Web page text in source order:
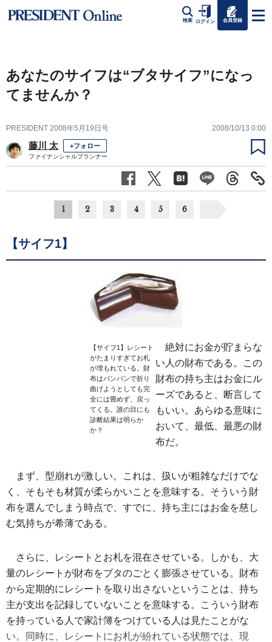
検索 ログイン 会員登録
あなたのサイフは“ブタサイフ”になっ
てませんか？
PRESIDENT 2008年5月19日号 2008/10/13 0:00
藤川 太 +フォロー
ファイナンシャルプランナー
1 2 3 4 5 6
【サイフ1】
【サイフ1】レシート
がたまりすぎてお札
が埋もれている。財
布はパンパンで折り
曲げようとしても完
全には畳めず、戻っ
てくる。誰の目にも
診断結果は明らか
か？
絶対にお金が貯まらな
い人の財布である。この
財布の持ち主はお金にル
ーズであると、断言して
もいい。あらゆる意味に
おいて、最低、最悪の財
布だ。
まず、型崩れが激しい。これは、扱いが粗雑なだけでな
く、そもそも材質が柔らかいことを意味する。そういう財
布を選んでしまう時点で、すでに、持ち主にはお金を慈し
む気持ちが希薄である。
さらに、レシートとお札を混在させている。しかも、大
量のレシートが財布をブタのごとく膨張させている。財布
から定期的にレシートを取り出さないということは、持ち
主が支出を記録していないことを意味する。こういう財布
を持っている人で家計簿をつけている人は見たことがな
い。同時に、レシートにお札が紛れている状態では、現